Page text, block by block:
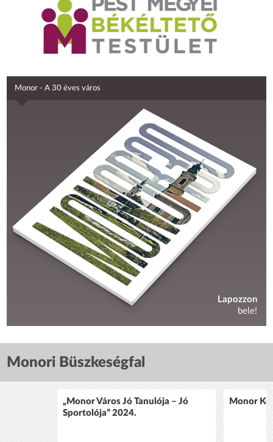
Monor - A 30 éves város
Lapozzon
bele!
Monori Büszkeségfal
„Monor Város Jó Tanulója – Jó
Sportolója” 2024.
Monor